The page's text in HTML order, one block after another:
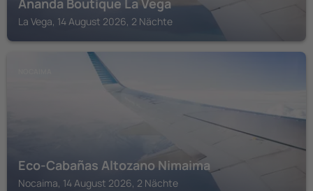
Ananda Boutique La Vega
La Vega, 14 August 2026, 2 Nächte
Eco-Cabañas Altozano Nimaima
Nocaima, 14 August 2026, 2 Nächte